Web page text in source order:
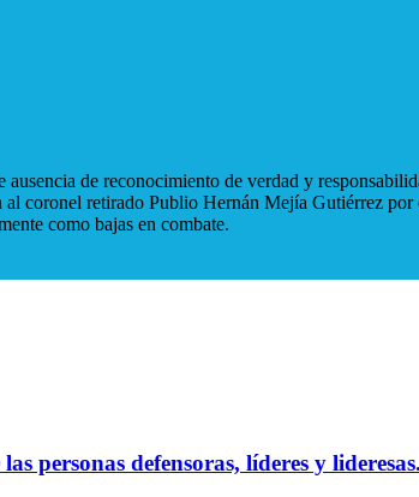
ausencia de reconocimiento de verdad y
coronel retirado Publio Hernán Mejía Gutiérrez
como bajas en combate.
personas defensoras, líderes y lideresas.